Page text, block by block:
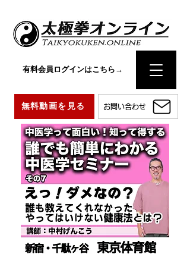
お問い合わせ
無料動画を見る
有料会員ログインはこちら→